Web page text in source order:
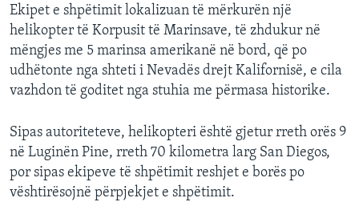
Ekipet e shpëtimit lokalizuan të mërkurën një
helikopter të Korpusit të Marinsave, të zhdukur në
mëngjes me 5 marinsa amerikanë në bord, që po
udhëtonte nga shteti i Nevadës drejt Kalifornisë, e cila
vazhdon të goditet nga stuhia me përmasa historike.
Sipas autoriteteve, helikopteri është gjetur rreth orës 9
në Luginën Pine, rreth 70 kilometra larg San Diegos,
por sipas ekipeve të shpëtimit reshjet e borës po
vështirësojnë përpjekjet e shpëtimit.